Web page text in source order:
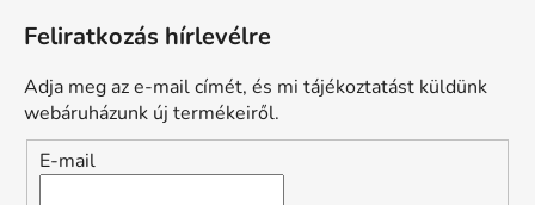
Feliratkozás hírlevélre
Adja meg az e-mail címét, és mi tájékoztatást küldünk
webáruházunk új termékeiről.
E-mail